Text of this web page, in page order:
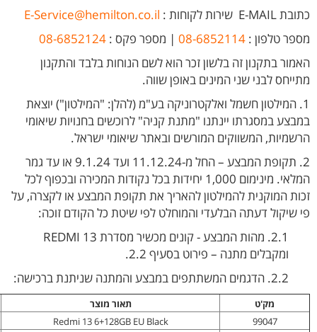
כתובת E-MAIL
שירות לקוחות :
E-Service@hemilton.co.il
מספר טלפון : 08-6852114 | מספר פקס : 08-6852124
האמור בתקנון זה בלשון זכר הוא לשם הנוחות בלבד והתקנון
מתייחס לבני שני המינים באופן שווה.
1. המילטון חשמל ואלקטרוניקה בע"מ (להלן: "המילטון") יוצאת
במבצע במסגרתו יינתנו "מתנת קניה" לרוכשים בחנויות שיאומי
הרשמיות, המשווקים המורשים ובאתר שיאומי ישראל.
2. תקופת המבצע – החל מ-11.12.24 ועד 9.1.24 או עד גמר
המלאי. מינימום 1,000 יחידות בכל נקודות המכירה ובכפוף לכל
זכות המוקנית להמילטון להאריך את תקופת המבצע או לקצרה, על
פי שיקול דעתה הבלעדי והמוחלט לפי שיטת כל הקודם זוכה:
2.1. מהות המבצע - קונים מכשיר מסדרת REDMI 13
ומקבלים מתנה – פירוט בסעיף 2.2.
2.2. הדגמים המשתתפים במבצע והמתנה שניתנת ברכישה:
מק'ט
תאור מוצר
99047
Redmi 13 6+128GB EU Black